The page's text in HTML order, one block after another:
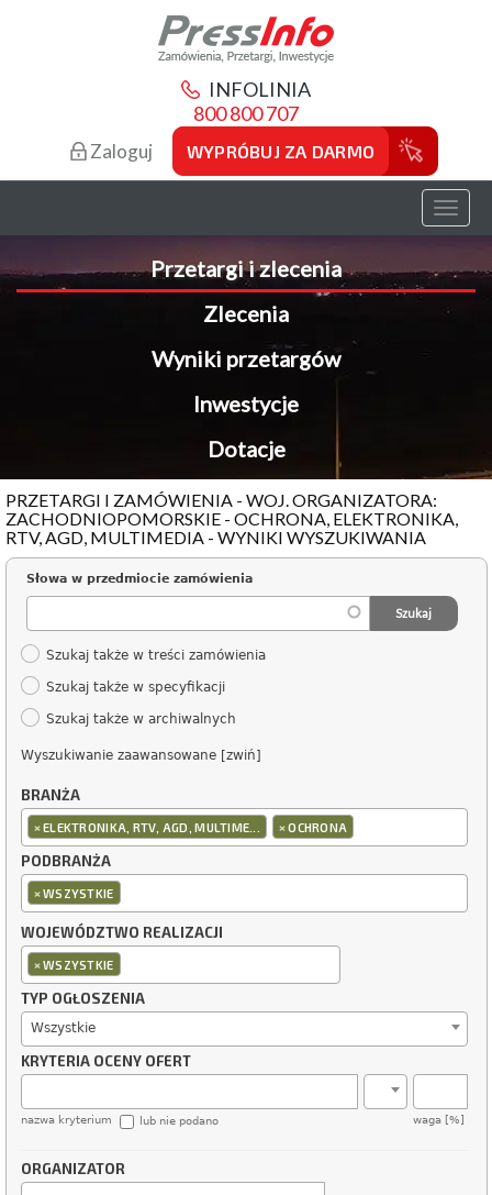
INFOLINIA
800 800 707
Zaloguj WYPRÓBUJ ZA DARMO
Toggle
Przetargi i zlecenia
Zlecenia
Wyniki przetargów
Inwestycje
Dotacje
PRZETARGI I ZAMÓWIENIA - WOJ. ORGANIZATORA:
ZACHODNIOPOMORSKIE - OCHRONA, ELEKTRONIKA,
RTV, AGD, MULTIMEDIA - WYNIKI WYSZUKIWANIA
Słowa w przedmiocie zamówienia
Szukaj także w treści zamówienia
Szukaj także w specyfikacji
Szukaj także w archiwalnych
Wyszukiwanie zaawansowane [zwiń]
BRANŻA
×ELEKTRONIKA, RTV, AGD, MULTIME... ×OCHRONA
PODBRANŻA
×WSZYSTKIE
WOJEWÓDZTWO REALIZACJI
×WSZYSTKIE
TYP OGŁOSZENIA
Wszystkie
KRYTERIA OCENY OFERT
nazwa kryterium waga [%]
lub nie podano
ORGANIZATOR